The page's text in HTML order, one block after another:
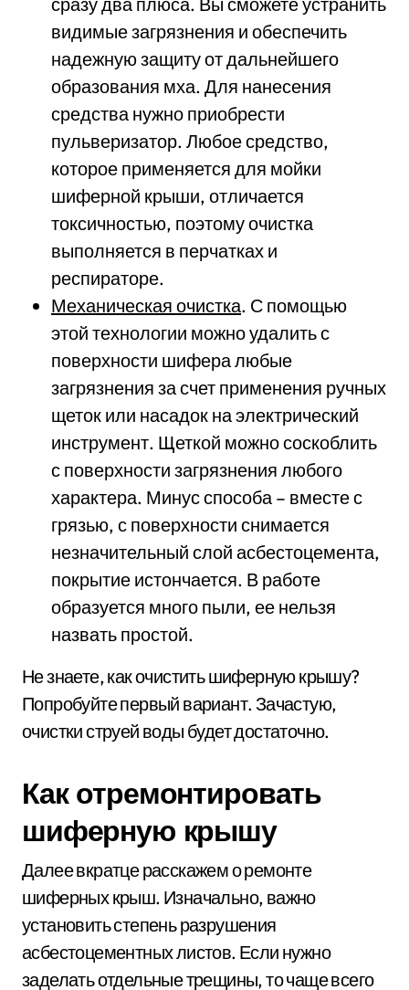
видимые загрязнения и обеспечить
надежную защиту от дальнейшего
образования мха. Для нанесения
средства нужно приобрести
пульверизатор. Любое средство,
которое применяется для мойки
шиферной крыши, отличается
токсичностью, поэтому очистка
выполняется в перчатках и
респираторе.
Механическая очистка. С помощью
этой технологии можно удалить с
поверхности шифера любые
загрязнения за счет применения ручных
щеток или насадок на электрический
инструмент. Щеткой можно соскоблить
с поверхности загрязнения любого
характера. Минус способа – вместе с
грязью, с поверхности снимается
незначительный слой асбестоцемента,
покрытие истончается. В работе
образуется много пыли, ее нельзя
назвать простой.
Не знаете, как очистить шиферную крышу?
Попробуйте первый вариант. Зачастую,
очистки струей воды будет достаточно.
Как отремонтировать
шиферную крышу
Далее вкратце расскажем о ремонте
шиферных крыш. Изначально, важно
установить степень разрушения
асбестоцементных листов. Если нужно
заделать отдельные трещины, то чаще всего